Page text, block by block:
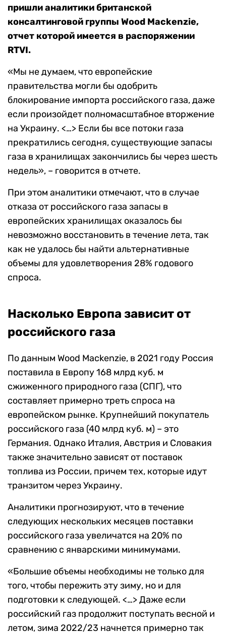
пришли аналитики британской
консалтинговой группы Wood Mackenzie,
отчет которой имеется в распоряжении
RTVI.
«Мы не думаем, что европейские
правительства могли бы одобрить
блокирование импорта российского газа, даже
если произойдет полномасштабное вторжение
на Украину. <…> Если бы все потоки газа
прекратились сегодня, существующие запасы
газа в хранилищах закончились бы через шесть
недель», – говорится в отчете.
При этом аналитики отмечают, что в случае
отказа от российского газа запасы в
европейских хранилищах оказалось бы
невозможно восстановить в течение лета, так
как не удалось бы найти альтернативные
объемы для удовлетворения 28% годового
спроса.
Насколько Европа зависит от
российского газа
По данным Wood Mackenzie, в 2021 году Россия
поставила в Европу 168 млрд куб. м
сжиженного природного газа (СПГ), что
составляет примерно треть спроса на
европейском рынке. Крупнейший покупатель
российского газа (40 млрд куб. м) – это
Германия. Однако Италия, Австрия и Словакия
также значительно зависят от поставок
топлива из России, причем тех, которые идут
транзитом через Украину.
Аналитики прогнозируют, что в течение
следующих нескольких месяцев поставки
российского газа увеличатся на 20% по
сравнению с январскими минимумами.
«Большие объемы необходимы не только для
того, чтобы пережить эту зиму, но и для
подготовки к следующей. <…> Даже если
российский газ продолжит поступать весной и
летом, зима 2022/23 начнется примерно так